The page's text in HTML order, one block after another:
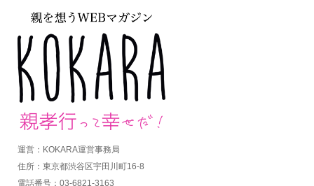
運営：KOKARA運営事務局
住所：東京都渋谷区宇田川町16-8
電話番号：03-6821-3163